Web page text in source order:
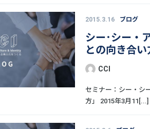
2015.3.16 ブログ
シー･シー・
との向き合
CCI
セミナー：シー・シ
方」 2015年3月11[...]